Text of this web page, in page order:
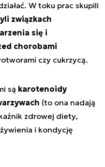
W toku prac skupili
związkach
się i
chorobami
czy cukrzycą.
są karotenoidy
(to ona nadają
zdrowej diety,
i kondycję